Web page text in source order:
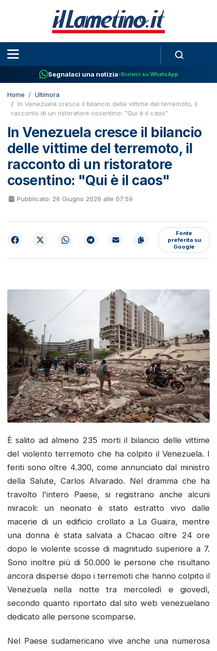
Segnalaci una notizia Scrivici su WhatsApp
Home
Ultimora
In Venezuela cresce il bilancio delle vittime del terremoto, il
racconto di un ristoratore cosentino: "Qui è il caos"
In Venezuela cresce il bilancio
delle vittime del terremoto, il
racconto di un ristoratore
cosentino: "Qui è il caos"
Pubblicato: 26 Giugno 2026 alle 07:59
Fonte
preferita su
Google
È salito ad almeno 235 morti il bilancio delle vittime
del violento terremoto che ha colpito il Venezuela. I
feriti sono oltre 4.300, come annunciato dal ministro
della Salute, Carlos Alvarado. Nel dramma che ha
travolto l'intero Paese, si registrano anche alcuni
miracoli: un neonato è stato estratto vivo dalle
macerie di un edificio crollato a La Guaira, mentre
una donna è stata salvata a Chacao oltre 24 ore
dopo le violente scosse di magnitudo superiore a 7.
Sono inoltre più di 50.000 le persone che risultano
ancora disperse dopo i terremoti che hanno colpito il
Venezuela nella notte tra mercoledì e giovedì,
secondo quanto riportato dal sito web venezuelano
dedicato alle persone scomparse.
Nel Paese sudamericano vive anche una numerosa